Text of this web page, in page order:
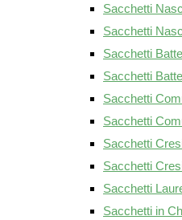
Sacchetti
Sacchetti
Sacchetti
Sacchetti
Sacchetti
Sacchetti
Sacchetti
Sacchetti
Sacchetti
Sacchetti in